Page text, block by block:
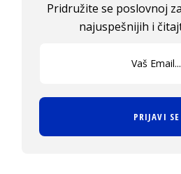
Pridružite se poslovnoj
najuspešnijih i
PRIJAVI SE